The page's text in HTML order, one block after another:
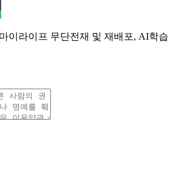
이라이프 무단전재 및 재배포, AI학습